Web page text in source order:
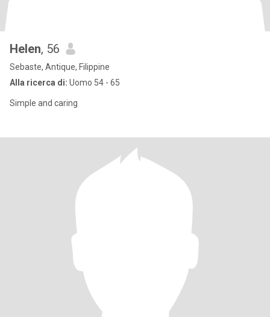
Helen, 56
Sebaste, Antique, Filippine
Alla ricerca di: Uomo 54 - 65
Simple and caring